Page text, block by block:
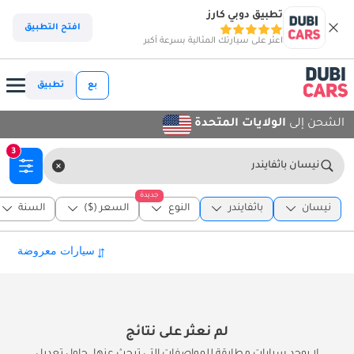
تطبيق دوبي كارز
اعثر على سيارتك المثالية بسرعة أكبر
افتح التطبيق
بع تطبيق
الشحن إلى الولايات المتحدة
نيسان باثفايندر
3
نيسان باثفايندر
جديدة
النوع السعر ($) السنة
لم نعثر على نتائج